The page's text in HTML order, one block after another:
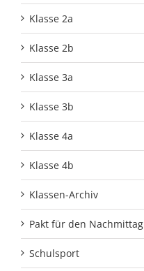
Klasse 2a
Klasse 2b
Klasse 3a
Klasse 3b
Klasse 4a
Klasse 4b
Klassen-Archiv
Pakt für den Nachmittag
Schulsport